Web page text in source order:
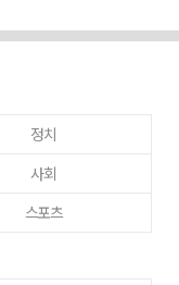
정치
사회
스포츠